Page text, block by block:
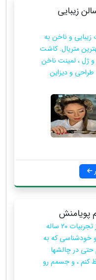
زیبایی
و ناخن به
متریال. کاشت
و ژل ، لمینت ناخن
و دیزاین
پویامنش
من الهام پویامنش از تجربیات ۲۰ ساله
خودشناسی که به
در چالشها
کنم ، و جسمم رو